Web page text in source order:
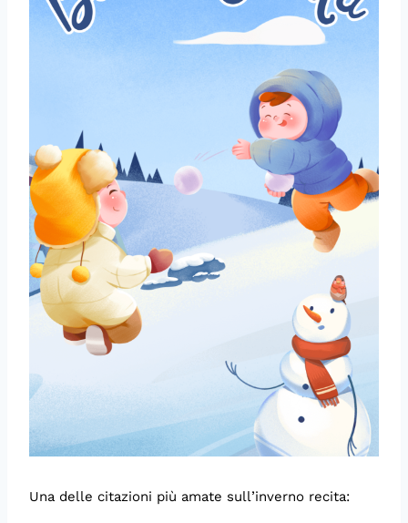
Una delle citazioni più amate sull’inverno recita: